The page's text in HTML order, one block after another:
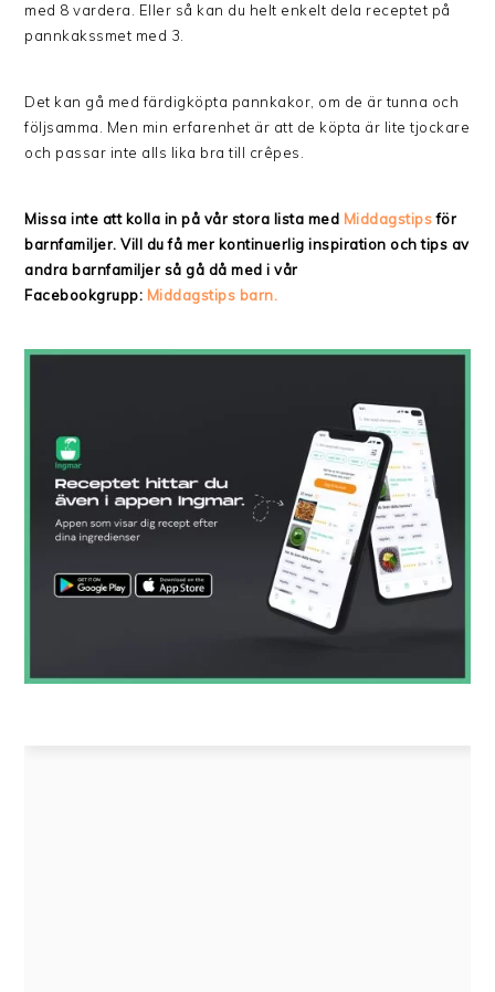
med 8 vardera. Eller så kan du helt enkelt dela receptet på
pannkakssmet med 3.
Det kan gå med färdigköpta pannkakor, om de är tunna och
följsamma. Men min erfarenhet är att de köpta är lite tjockare
och passar inte alls lika bra till crêpes.
Missa inte att kolla in på vår stora lista med Middagstipsför
barnfamiljer. Vill du få mer kontinuerlig inspiration och tips av
andra barnfamiljer så gå då med i vår
Facebookgrupp: Middagstips barn.